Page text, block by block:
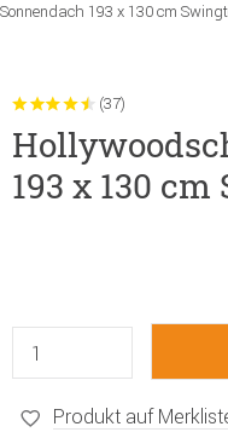
193 x 130 cm
(37)
193 x 130
Produkt auf